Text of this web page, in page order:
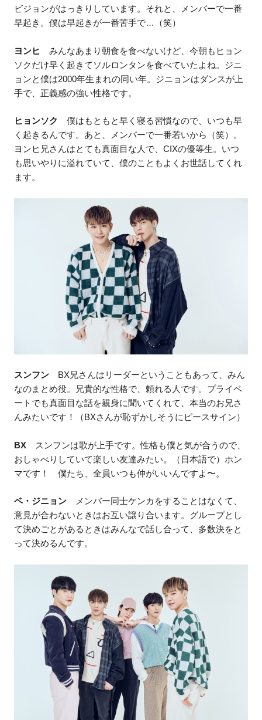
ビジョンがはっきりしています。それと、メンバーで一番
早起き。僕は早起きが一番苦手で…（笑）
ヨンヒ
みんなあまり朝食を食べないけど、今朝もヒョン
ソクだけ早く起きてソルロンタンを食べていたよね。ジニ
ョンと僕は2000年生まれの同い年。ジニョンはダンスが上
手で、正義感の強い性格です。
ヒョンソク
僕はもともと早く寝る習慣なので、いつも早
く起きるんです。あと、メンバーで一番若いから（笑）。
ヨンヒ兄さんはとても真面目な人で、CIXの優等生。いつ
も思いやりに溢れていて、僕のこともよくお世話してくれ
ます。
スンフン BX兄さんはリーダーということもあって、みん
なのまとめ役。兄貴的な性格で、頼れる人です。プライベ
ートでも真面目な話を親身に聞いてくれて、本当のお兄さ
んみたいです！（BXさんが恥ずかしそうにピースサイン）
BX スンフンは歌が上手です。性格も僕と気が合うので、
おしゃべりしていて楽しい友達みたい。（日本語で）ホン
マです！ 僕たち、全員いつも仲がいいんですよ〜。
ベ・ジニョン メンバー同士ケンカをすることはなくて、
意見が合わないときはお互い譲り合います。グループとし
て決めごとがあるときはみんなで話し合って、多数決をと
って決めるんです。